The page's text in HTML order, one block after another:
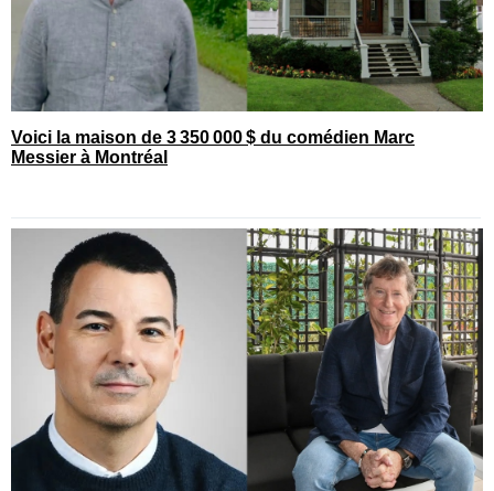
Voici la maison de 3 350 000 $ du comédien Marc
Messier à Montréal